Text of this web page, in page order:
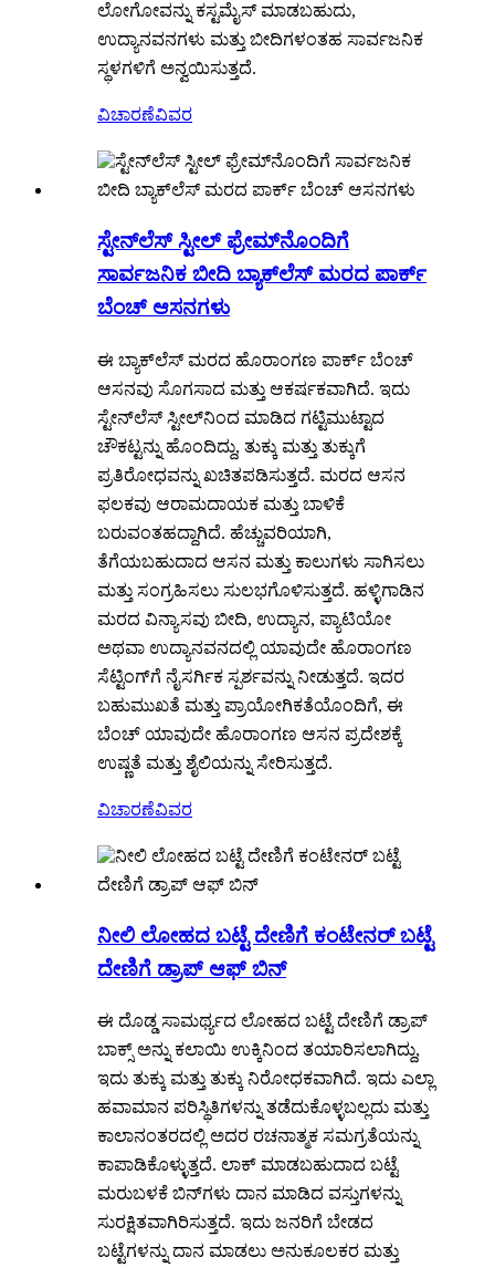
ಲೋಗೋವನ್ನು ಕಸ್ಟಮೈಸ್ ಮಾಡಬಹುದು,
ಉದ್ಯಾನವನಗಳು ಮತ್ತು ಬೀದಿಗಳಂತಹ ಸಾರ್ವಜನಿಕ
ಸ್ಥಳಗಳಿಗೆ ಅನ್ವಯಿಸುತ್ತದೆ.
ವಿಚಾರಣೆವಿವರ
ಸ್ಟೇನ್‌ಲೆಸ್ ಸ್ಟೀಲ್ ಫ್ರೇಮ್‌ನೊಂದಿಗೆ
ಸಾರ್ವಜನಿಕ ಬೀದಿ ಬ್ಯಾಕ್‌ಲೆಸ್ ಮರದ ಪಾರ್ಕ್
ಬೆಂಚ್ ಆಸನಗಳು
ಈ ಬ್ಯಾಕ್‌ಲೆಸ್ ಮರದ ಹೊರಾಂಗಣ ಪಾರ್ಕ್ ಬೆಂಚ್
ಆಸನವು ಸೊಗಸಾದ ಮತ್ತು ಆಕರ್ಷಕವಾಗಿದೆ. ಇದು
ಸ್ಟೇನ್‌ಲೆಸ್ ಸ್ಟೀಲ್‌ನಿಂದ ಮಾಡಿದ ಗಟ್ಟಿಮುಟ್ಟಾದ
ಚೌಕಟ್ಟನ್ನು ಹೊಂದಿದ್ದು, ತುಕ್ಕು ಮತ್ತು ತುಕ್ಕುಗೆ
ಪ್ರತಿರೋಧವನ್ನು ಖಚಿತಪಡಿಸುತ್ತದೆ. ಮರದ ಆಸನ
ಫಲಕವು ಆರಾಮದಾಯಕ ಮತ್ತು ಬಾಳಿಕೆ
ಬರುವಂತಹದ್ದಾಗಿದೆ. ಹೆಚ್ಚುವರಿಯಾಗಿ,
ತೆಗೆಯಬಹುದಾದ ಆಸನ ಮತ್ತು ಕಾಲುಗಳು ಸಾಗಿಸಲು
ಮತ್ತು ಸಂಗ್ರಹಿಸಲು ಸುಲಭಗೊಳಿಸುತ್ತದೆ. ಹಳ್ಳಿಗಾಡಿನ
ಮರದ ವಿನ್ಯಾಸವು ಬೀದಿ, ಉದ್ಯಾನ, ಪ್ಯಾಟಿಯೋ
ಅಥವಾ ಉದ್ಯಾನವನದಲ್ಲಿ ಯಾವುದೇ ಹೊರಾಂಗಣ
ಸೆಟ್ಟಿಂಗ್‌ಗೆ ನೈಸರ್ಗಿಕ ಸ್ಪರ್ಶವನ್ನು ನೀಡುತ್ತದೆ. ಇದರ
ಬಹುಮುಖತೆ ಮತ್ತು ಪ್ರಾಯೋಗಿಕತೆಯೊಂದಿಗೆ, ಈ
ಬೆಂಚ್ ಯಾವುದೇ ಹೊರಾಂಗಣ ಆಸನ ಪ್ರದೇಶಕ್ಕೆ
ಉಷ್ಣತೆ ಮತ್ತು ಶೈಲಿಯನ್ನು ಸೇರಿಸುತ್ತದೆ.
ವಿಚಾರಣೆವಿವರ
ನೀಲಿ ಲೋಹದ ಬಟ್ಟೆ ದೇಣಿಗೆ ಕಂಟೇನರ್ ಬಟ್ಟೆ
ದೇಣಿಗೆ ಡ್ರಾಪ್ ಆಫ್ ಬಿನ್
ಈ ದೊಡ್ಡ ಸಾಮರ್ಥ್ಯದ ಲೋಹದ ಬಟ್ಟೆ ದೇಣಿಗೆ ಡ್ರಾಪ್
ಬಾಕ್ಸ್ ಅನ್ನು ಕಲಾಯಿ ಉಕ್ಕಿನಿಂದ ತಯಾರಿಸಲಾಗಿದ್ದು,
ಇದು ತುಕ್ಕು ಮತ್ತು ತುಕ್ಕು ನಿರೋಧಕವಾಗಿದೆ. ಇದು ಎಲ್ಲಾ
ಹವಾಮಾನ ಪರಿಸ್ಥಿತಿಗಳನ್ನು ತಡೆದುಕೊಳ್ಳಬಲ್ಲದು ಮತ್ತು
ಕಾಲಾನಂತರದಲ್ಲಿ ಅದರ ರಚನಾತ್ಮಕ ಸಮಗ್ರತೆಯನ್ನು
ಕಾಪಾಡಿಕೊಳ್ಳುತ್ತದೆ. ಲಾಕ್ ಮಾಡಬಹುದಾದ ಬಟ್ಟೆ
ಮರುಬಳಕೆ ಬಿನ್‌ಗಳು ದಾನ ಮಾಡಿದ ವಸ್ತುಗಳನ್ನು
ಸುರಕ್ಷಿತವಾಗಿರಿಸುತ್ತದೆ. ಇದು ಜನರಿಗೆ ಬೇಡದ
ಬಟ್ಟೆಗಳನ್ನು ದಾನ ಮಾಡಲು ಅನುಕೂಲಕರ ಮತ್ತು